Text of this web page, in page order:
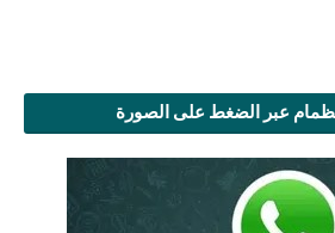
عبر الضغط على الصورة